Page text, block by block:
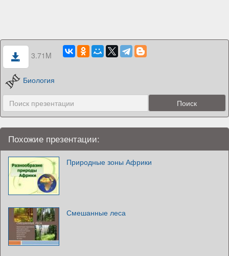
3.71M
Биология
Похожие презентации:
Природные зоны Африки
Смешанные леса